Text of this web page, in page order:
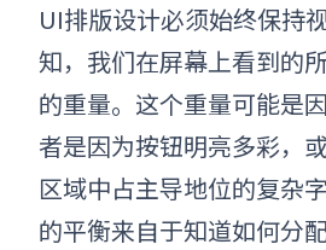
UI排版设计必须始终保持
知，我们在屏幕上看到的
的重量。这个重量可能是
者是因为按钮明亮多彩，
区域中占主导地位的复杂
的平衡来自于知道如何分